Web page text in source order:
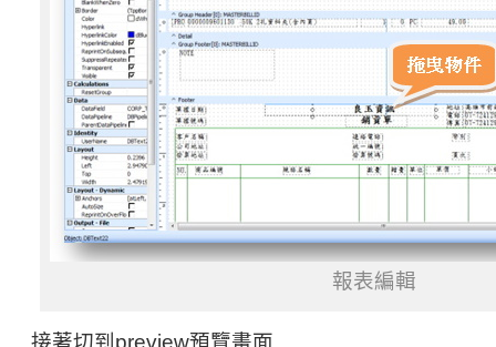
報表編輯
接著切到preview預覽畫面